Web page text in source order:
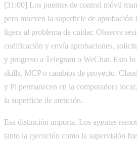
[31:00] Los puentes de control móvil
pero mueven la superficie de aprobación
ligera al problema de cuidar. Observa
codificación y envía aprobaciones,
y progreso a Telegram o WeChat. Esto
skills, MCP o cambios de proyecto.
y Pi permanecen en la computadora
la superficie de atención.
Esa distinción importa. Los agentes
tanto la ejecución como la supervisión